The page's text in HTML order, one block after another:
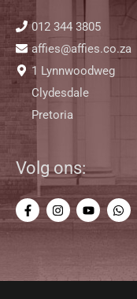
012 344 3805
affies@affies.co.za
1 Lynnwoodweg
Clydesdale
Pretoria
Volg ons: